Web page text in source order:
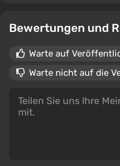
Bewertungen und
Warte auf
Warte nicht auf die